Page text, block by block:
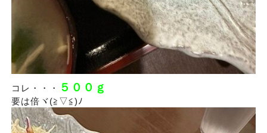
コレ・・・ ５００ｇ
要は倍ヾ(≧▽≦)ﾉ